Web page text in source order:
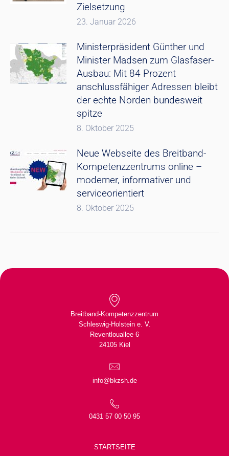
Zielsetzung
23. Januar 2026
Ministerpräsident Günther und
Minister Madsen zum Glasfaser-
Ausbau: Mit 84 Prozent
anschlussfähiger Adressen bleibt
der echte Norden bundesweit
spitze
8. Oktober 2025
Neue Webseite des Breitband-
Kompetenzzentrums online –
moderner, informativer und
serviceorientiert
8. Oktober 2025
Breitband-Kompetenzzentrum
Schleswig-Holstein e. V.
Reventlouallee 6
24105 Kiel
info@bkzsh.de
0431 57 00 50 95
STARTSEITE